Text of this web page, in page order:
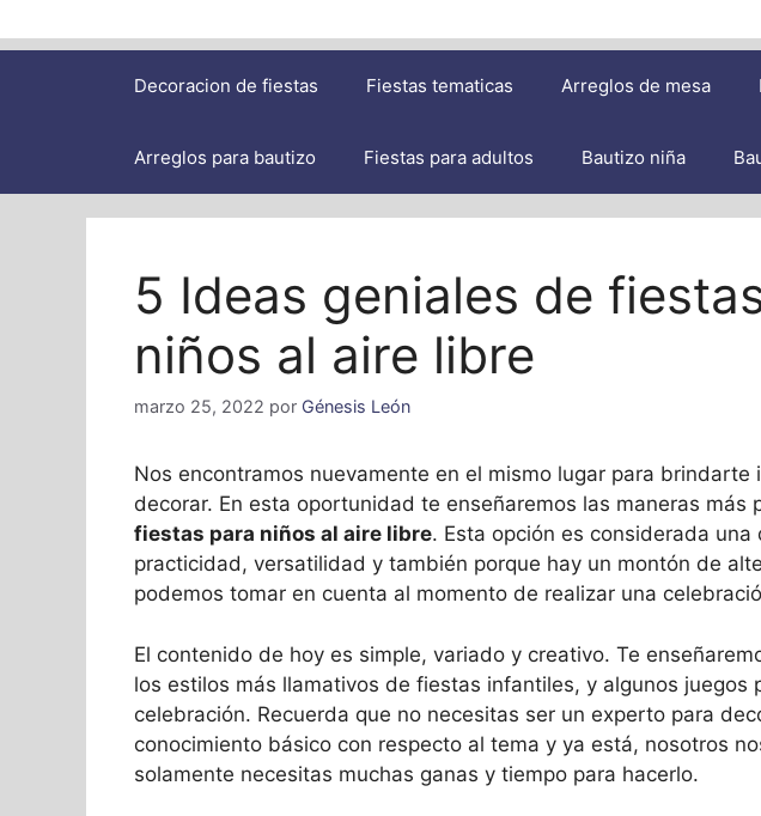
Decoracion de fiestas Fiestas tematicas Arreglos de mesa
Arreglos para bautizo Fiestas para adultos Bautizo niña
5 Ideas geniales de
niños al aire libre
marzo 25, 2022 por Génesis León
Nos encontramos nuevamente en el mismo lugar para brindarte
decorar. En esta oportunidad te enseñaremos las maneras más
fiestas para niños al aire libre. Esta opción es considerada una
practicidad, versatilidad y también porque hay un montón de
podemos tomar en cuenta al momento de realizar una
El contenido de hoy es simple, variado y creativo. Te
los estilos más llamativos de fiestas infantiles, y algunos juegos
celebración. Recuerda que no necesitas ser un experto para
conocimiento básico con respecto al tema y ya está, nosotros
solamente necesitas muchas ganas y tiempo para hacerlo.